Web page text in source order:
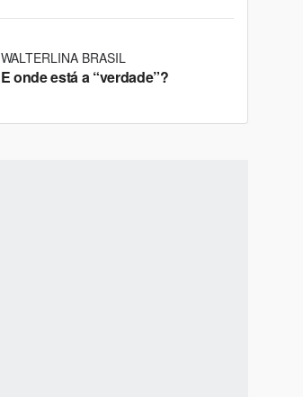
WALTERLINA BRASIL
E onde está a “verdade”?